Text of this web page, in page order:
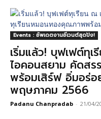
Events : อัพเดตงานอีเวนต์สุดปัง!
เริ่มแล้ว! บุฟเฟต์ทุ
ไอคอนสยาม คัดส
พร้อมเสิร์ฟ อิ่มอร่
พฤษภาคม 2566
Padanu Chanpradab - 21/04/